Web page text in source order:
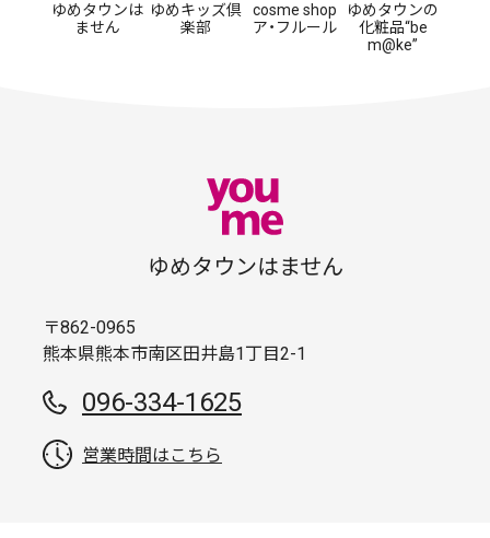
ゆめタウンは
ません
ゆめキッズ倶
楽部
cosme shop
ア・フルール
ゆめタウンの
化粧品“be
m@ke”
ゆめタウンはません
〒862-0965
熊本県熊本市南区田井島1丁目2-1
096-334-1625
営業時間はこちら